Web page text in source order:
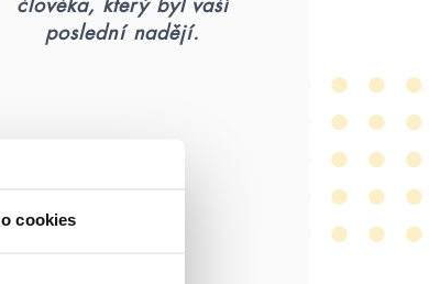
cookies
člověka, který byl vaší
poslední nadějí.